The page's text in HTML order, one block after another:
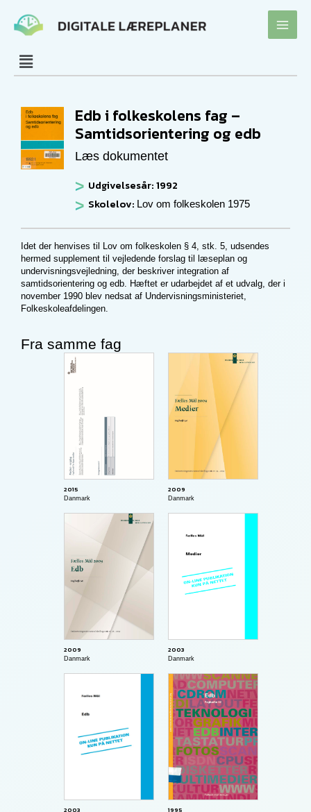
Fra samme fag
2015
Danmark
2009
Danmark
2009
Danmark
2003
Danmark
2003 1995
Edb i folkeskolens fag –
Samtidsorientering og edb
Læs dokumentet
Udgivelsesår: 1992
Skolelov: Lov om folkeskolen 1975
Idet der henvises til Lov om folkeskolen § 4, stk. 5, udsendes
hermed supplement til vejledende forslag til læseplan og
undervisningsvejledning, der beskriver integration af
samtidsorientering og edb. Hæftet er udarbejdet af et udvalg, der i
november 1990 blev nedsat af Undervisningsministeriet,
Folkeskoleafdelingen.